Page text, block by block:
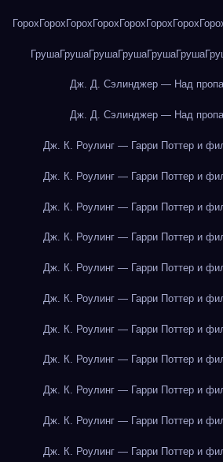
Горох Горох Горох Горох Горох Горох Горох
ГрушаГрушаГрушаГрушаГрушаГруша
Дж. Д. Сэлинджер — Над
Дж. Д. Сэлинджер — Над
Дж. К. Роулинг — Гарри Поттер и
Дж. К. Роулинг — Гарри Поттер и
Дж. К. Роулинг — Гарри Поттер и
Дж. К. Роулинг — Гарри Поттер и
Дж. К. Роулинг — Гарри Поттер и
Дж. К. Роулинг — Гарри Поттер и
Дж. К. Роулинг — Гарри Поттер и
Дж. К. Роулинг — Гарри Поттер и
Дж. К. Роулинг — Гарри Поттер и
Дж. К. Роулинг — Гарри Поттер и
Дж. К. Роулинг — Гарри Поттер и